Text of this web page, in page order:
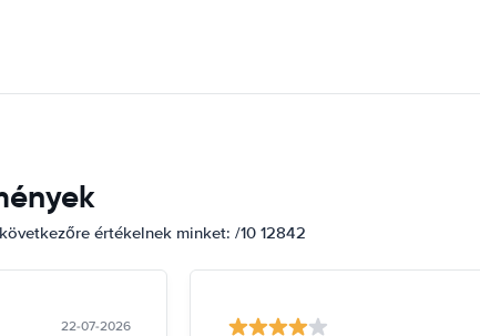
értékelnek minket: /10 12842
22-07-2026